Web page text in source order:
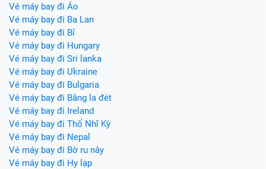
Vé máy bay đi Áo
Vé máy bay đi Ba Lan
Vé máy bay đi Bỉ
Vé máy bay đi Hungary
Vé máy bay đi Sri lanka
Vé máy bay đi Ukraine
Vé máy bay đi Bulgaria
Vé máy bay đi Băng la đét
Vé máy bay đi Ireland
Vé máy bay đi Thổ Nhĩ Kỳ
Vé máy bay đi Nepal
Vé máy bay đi Bờ ru nây
Vé máy bay đi Hy lạp